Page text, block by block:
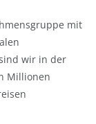
mit
wir in der
Millionen